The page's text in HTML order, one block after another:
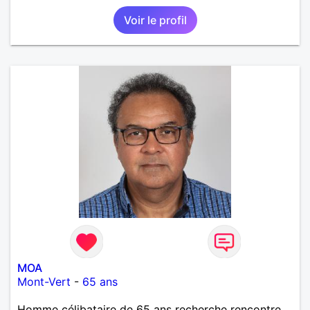
Voir le profil
MOA
Mont-Vert - 65 ans